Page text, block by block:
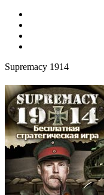
Supremacy 1914